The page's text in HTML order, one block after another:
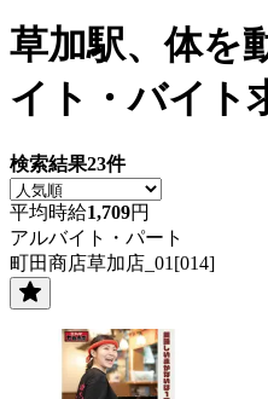
草加駅、体を
イト・バイト
検索結果23件
平均時給1,709円
アルバイト・パート
町田商店草加店_01[014]